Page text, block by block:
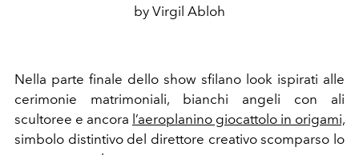
by Virgil Abloh
Nella parte finale dello show sfilano look ispirati alle
cerimonie matrimoniali, bianchi angeli con ali
scultoree e ancora l’aeroplanino giocattolo in origami,
simbolo distintivo del direttore creativo scomparso lo